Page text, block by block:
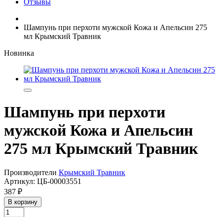
Отзывы
Шампунь при перхоти мужской Кожа и Апельсин 275
мл Крымский Травник
Новинка
Шампунь при перхоти
мужской Кожа и Апельсин
275 мл Крымский Травник
Производители Крымский Травник
Артикул: ЦБ-00003551
387 ₽
В корзину